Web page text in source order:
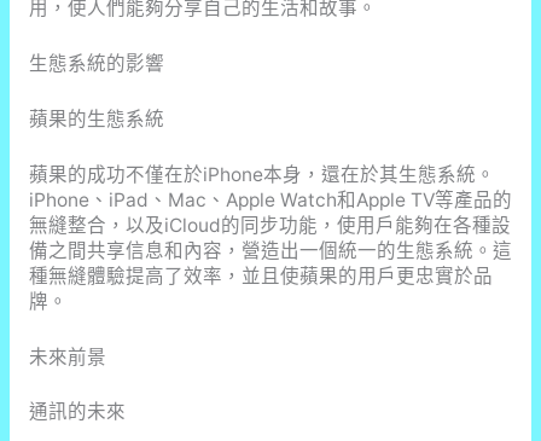
用，使人們能夠分享自己的生活和故事。
生態系統的影響
蘋果的生態系統
蘋果的成功不僅在於iPhone本身，還在於其生態系統。
iPhone、iPad、Mac、Apple Watch和Apple TV等產品的
無縫整合，以及iCloud的同步功能，使用戶能夠在各種設
備之間共享信息和內容，營造出一個統一的生態系統。這
種無縫體驗提高了效率，並且使蘋果的用戶更忠實於品
牌。
未來前景
通訊的未來